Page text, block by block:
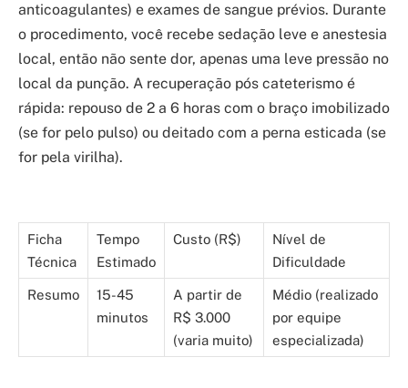
anticoagulantes) e exames de sangue prévios. Durante
o procedimento, você recebe sedação leve e anestesia
local, então não sente dor, apenas uma leve pressão no
local da punção. A recuperação pós cateterismo é
rápida: repouso de 2 a 6 horas com o braço imobilizado
(se for pelo pulso) ou deitado com a perna esticada (se
for pela virilha).
Ficha
Técnica
Tempo
Estimado
Custo (R$)
Nível de
Dificuldade
Resumo
15-45
minutos
A partir de
R$ 3.000
(varia muito)
Médio (realizado
por equipe
especializada)